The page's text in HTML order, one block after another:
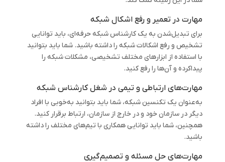
مهارت در تعمیر و رفع اشکال شبکه
برای تبدیل‌شدن به یک کارشناس شبکه حرفه‌ای، باید توانایی
تشخیص و رفع اشکالات شبکه را داشته باشید. شما باید بتوانید
با استفاده از ابزارهای مختلف تشخیصی، مشکلات شبکه را
پیداکرده و آن‌ها را رفع کنید.
مهارت‌های ارتباطی و تیمی در شغل کارشناس شبکه
به‌عنوان یک تکنسین شبکه، شما باید بتوانید به‌خوبی با افراد
دیگر در سازمان خود و در خارج از سازمان، ارتباط برقرار کنید.
همچنین، شما باید توانایی همکاری با تیم‌های مختلف را داشته
باشید.
مهارت‌های حل مسئله و تصمیم‌گیری